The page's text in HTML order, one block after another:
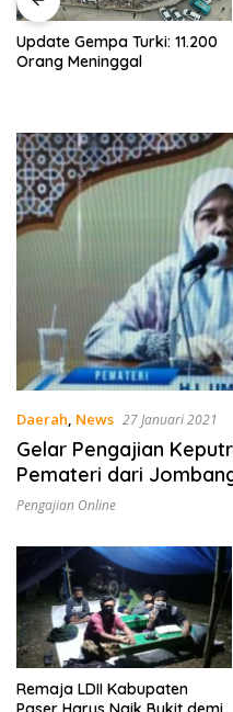
Update Gempa Turki: 11.200
Orang Meninggal
Daerah, News 27 Januari 2021
Gelar Pengajian
Pemateri dari
Pengajian Online
Remaja LDII Kabupaten